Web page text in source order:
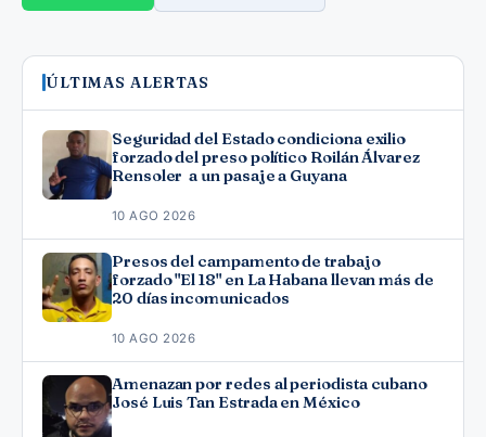
ÚLTIMAS ALERTAS
Seguridad del Estado condiciona exilio
forzado del preso político Roilán Álvarez
Rensoler a un pasaje a Guyana
10 AGO 2026
Presos del campamento de trabajo
forzado "El 18" en La Habana llevan más de
20 días incomunicados
10 AGO 2026
Amenazan por redes al periodista cubano
José Luis Tan Estrada en México